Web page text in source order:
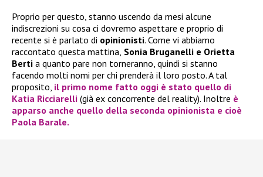
Proprio per questo, stanno uscendo da mesi alcune
indiscrezioni su cosa ci dovremo aspettare e proprio di
recente si è parlato di opinionisti. Come vi abbiamo
raccontato questa mattina, Sonia Bruganelli e Orietta
Berti a quanto pare non torneranno, quindi si stanno
facendo molti nomi per chi prenderà il loro posto. A tal
proposito, il primo nome fatto oggi è stato quello di
Katia Ricciarelli (già ex concorrente del reality). Inoltre è
apparso anche quello della seconda opinionista e cioè
Paola Barale.